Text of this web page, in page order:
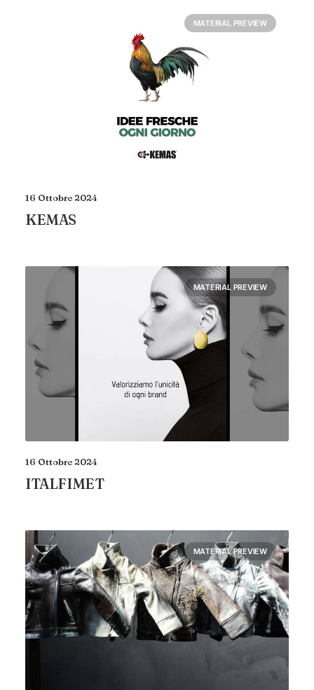
MATERIAL PREVIEW
16 Ottobre 2024
KEMAS
MATERIAL PREVIEW
16 Ottobre 2024
ITALFIMET
MATERIAL PREVIEW